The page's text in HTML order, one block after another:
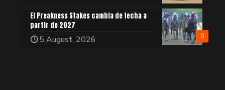
0
El Preakness Stakes cambia de fecha a
partir de 2027
5 August, 2026